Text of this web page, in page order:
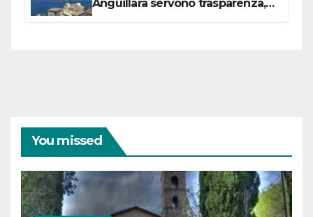
Anguillara servono trasparenza,
You missed